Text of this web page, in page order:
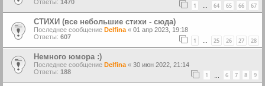
Ответы: 1470 1 … 64 65 66 67
СТИХИ (все небольшие стихи - сюда)
Последнее сообщение Delfina « 01 апр 2023, 19:18
Ответы: 607 1 … 25 26 27 28
Немного юмора :)
Последнее сообщение Delfina « 30 июн 2022, 21:14
Ответы: 188 1 6 7 8 9